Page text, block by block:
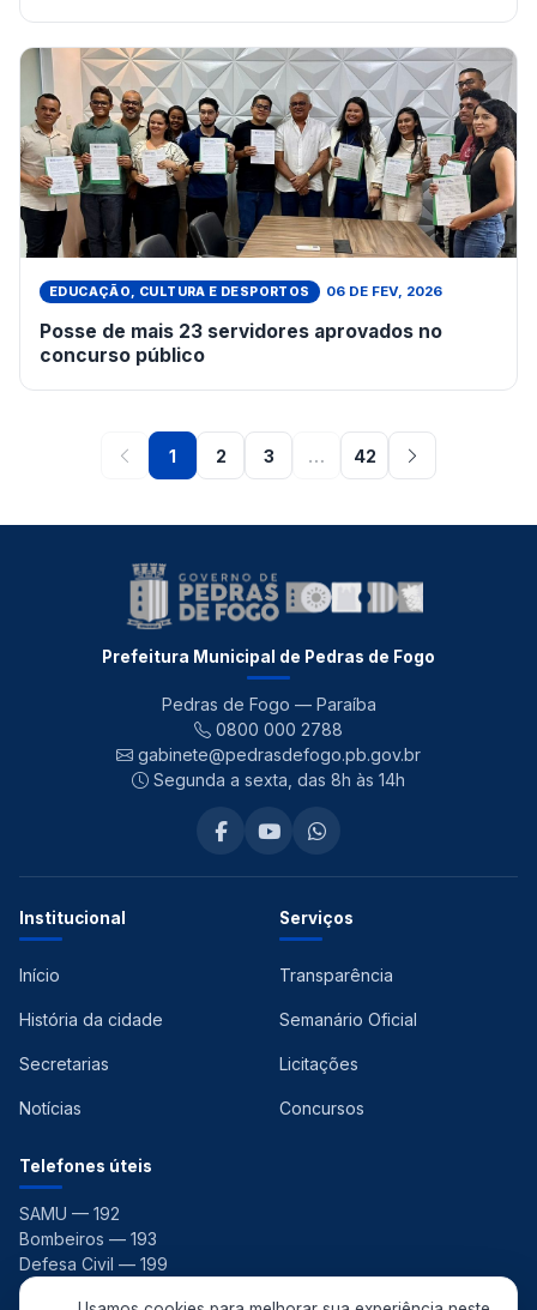
EDUCAÇÃO, CULTURA E DESPORTOS 06 DE FEV, 2026
Posse de mais 23 servidores aprovados no
concurso público
1 2 3 … 42
Prefeitura Municipal de Pedras de Fogo
Pedras de Fogo — Paraíba
0800 000 2788
gabinete@pedrasdefogo.pb.gov.br
Segunda a sexta, das 8h às 14h
Institucional
Início
História da cidade
Secretarias
Notícias
Serviços
Transparência
Semanário Oficial
Licitações
Concursos
Telefones úteis
SAMU — 192
Bombeiros — 193
Defesa Civil — 199
Ouvidoria — 156